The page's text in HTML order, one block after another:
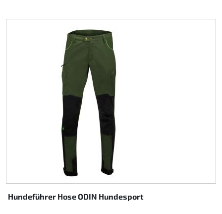
Hundeführer Hose ODIN Hundesport